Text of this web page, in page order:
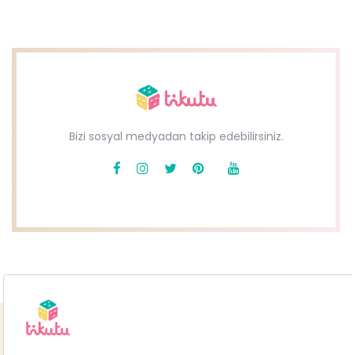
Bizi sosyal medyadan takip edebilirsiniz.